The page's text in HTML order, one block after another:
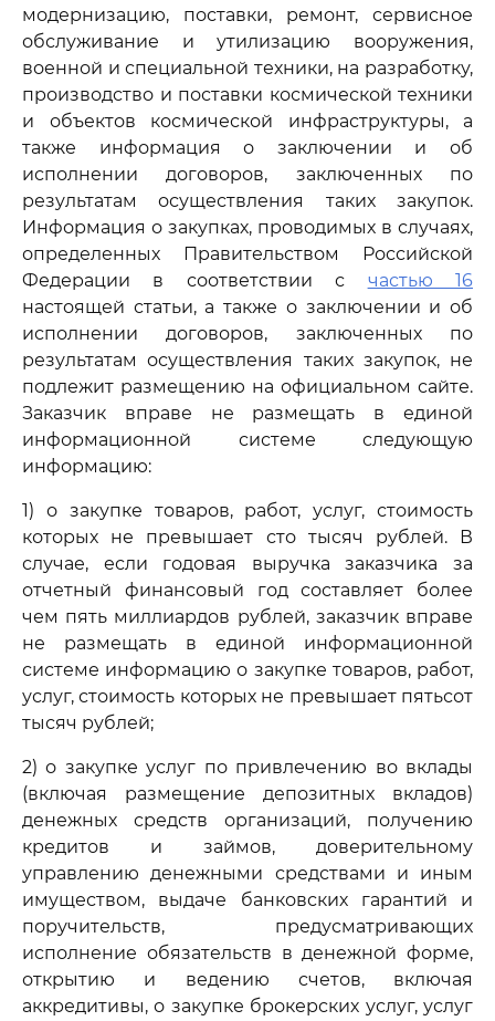
модернизацию, поставки, ремонт, сервисное
обслуживание и утилизацию вооружения,
военной и специальной техники, на разработку,
производство и поставки космической техники
и объектов космической инфраструктуры, а
также информация о заключении и об
исполнении договоров, заключенных по
результатам осуществления таких закупок.
Информация о закупках, проводимых в случаях,
определенных Правительством Российской
Федерации в соответствии с частью 16
настоящей статьи, а также о заключении и об
исполнении договоров, заключенных по
результатам осуществления таких закупок, не
подлежит размещению на официальном сайте.
Заказчик вправе не размещать в единой
информационной системе следующую
информацию:
1) о закупке товаров, работ, услуг, стоимость
которых не превышает сто тысяч рублей. В
случае, если годовая выручка заказчика за
отчетный финансовый год составляет более
чем пять миллиардов рублей, заказчик вправе
не размещать в единой информационной
системе информацию о закупке товаров, работ,
услуг, стоимость которых не превышает пятьсот
тысяч рублей;
2) о закупке услуг по привлечению во вклады
(включая размещение депозитных вкладов)
денежных средств организаций, получению
кредитов и займов, доверительному
управлению денежными средствами и иным
имуществом, выдаче банковских гарантий и
поручительств, предусматривающих
исполнение обязательств в денежной форме,
открытию и ведению счетов, включая
аккредитивы, о закупке брокерских услуг, услуг